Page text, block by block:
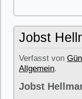
Jobst
Verfasst von
Allgemein.
Jobst